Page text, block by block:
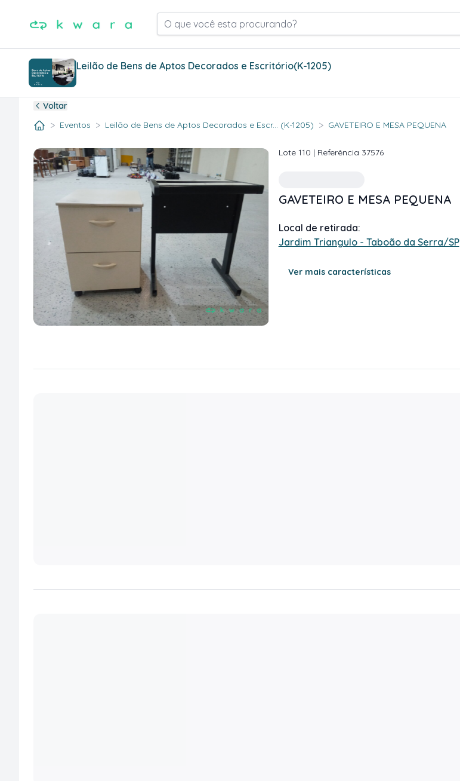
O que você esta procurando?
Leilão de Bens de Aptos Decorados e Escritório(K-1205)
Voltar
> Eventos > Leilão de Bens de Aptos Decorados e Escr... (K-1205) > GAVETEIRO E MESA PEQUENA
Lote 110 | Referência 37576
GAVETEIRO E MESA PEQUENA
Local de retirada:
Jardim Triangulo - Taboão da Serra/SP
Ver mais características